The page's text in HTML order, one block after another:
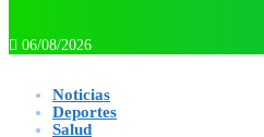
06/08/2026
Noticias
Deportes
Salud